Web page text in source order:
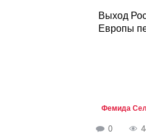
Выход
Европы
Фемида
0